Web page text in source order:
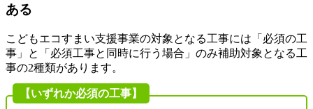
ある
こどもエコすまい支援事業の対象となる工事には「必須の工
事」と「必須工事と同時に行う場合」のみ補助対象となる工
事の2種類があります。
【いずれか必須の工事】